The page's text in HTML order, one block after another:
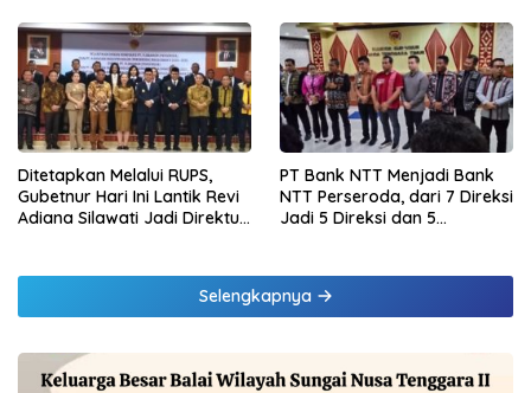
di Lampung dan Tinjau
Samsat Rajabasa
Daging Kurban
Ditetapkan Melalui RUPS,
Gubetnur Hari Ini Lantik Revi
Adiana Silawati Jadi Direktur
PT Bank NTT Menjadi Bank
NTT Perseroda, dari 7 Direksi
Jadi 5 Direksi dan 5
Selengkapnya